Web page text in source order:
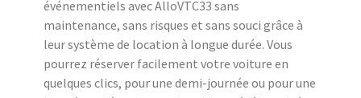
événementiels avec AlloVTC33 sans
maintenance, sans risques et sans souci grâce à
leur système de location à longue durée. Vous
pourrez réserver facilement votre voiture en
quelques clics, pour une demi-journée ou pour une